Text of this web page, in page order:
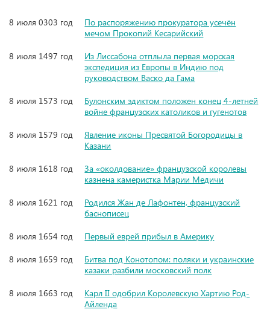
8 июля 0303 год
По распоряжению прокуратора усечён
мечом Прокопий Кесарийский
8 июля 1497 год
Из Лиссабона отплыла первая морская
экспедиция из Европы в Индию под
руководством Васко да Гама
8 июля 1573 год
Булонским эдиктом положен конец 4-летней
войне французских католиков и гугенотов
8 июля 1579 год
Явление иконы Пресвятой Богородицы в
Казани
8 июля 1618 год
За «околдование» французской королевы
казнена камеристка Марии Медичи
8 июля 1621 год
Родился Жан де Лафонтен, французский
баснописец
8 июля 1654 год
Первый еврей прибыл в Америку
8 июля 1659 год
Битва под Конотопом: поляки и украинские
казаки разбили московский полк
8 июля 1663 год
Карл II одобрил Королевскую Хартию Род-
Айленда